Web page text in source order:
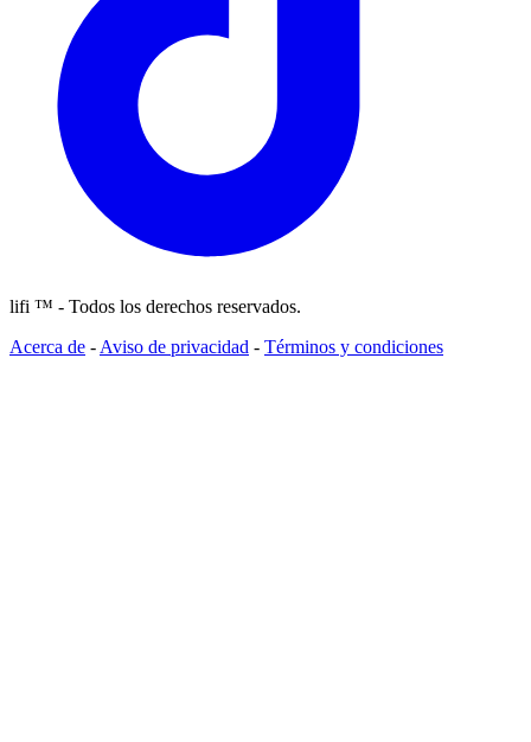
lifi ™ - Todos los derechos reservados.
Acerca de - Aviso de privacidad - Términos y condiciones